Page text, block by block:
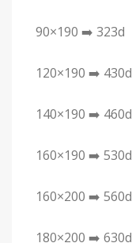
90×190 ➡️ 323d
120×190 ➡️ 430d
140×190 ➡️ 460d
160×190 ➡️ 530d
160×200 ➡️ 560d
180×200 ➡️ 630d